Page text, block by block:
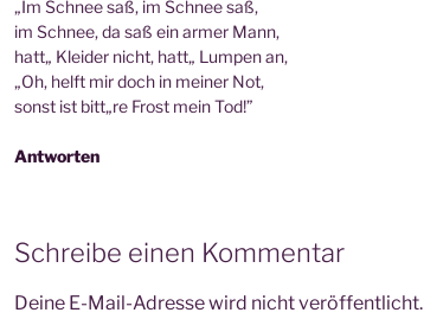
„Im Schnee saß, im Schnee saß,
im Schnee, da saß ein armer Mann,
hatt„ Klei­der nicht, hatt„ Lum­pen an,
„Oh, helft mir doch in mei­ner Not,
sonst ist bitt„re Frost mein Tod!”
Antworten
Schreibe einen Kommentar
Deine E-Mail-Adresse wird nicht veröffentlicht.